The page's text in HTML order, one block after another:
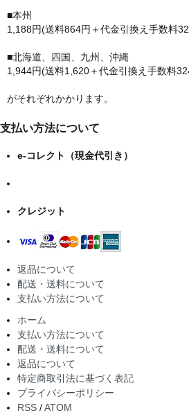
■本州
1,188円(送料864円＋代金引換え手数料
■北海道、四国、九州、沖縄
1,944円(送料1,620＋代金引換え手数料
がそれぞれかかります。
支払い方法について
e-コレクト（現金代引き）
クレジット
返品について
配送・送料について
支払い方法について
ホーム
支払い方法について
配送・送料について
返品について
特定商取引法に基づく表記
プライバシーポリシー
RSS /ATOM